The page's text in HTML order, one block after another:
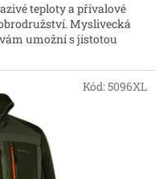
teploty a přívalové
Myslivecká
umožní s jistotou
Kód:5096XL